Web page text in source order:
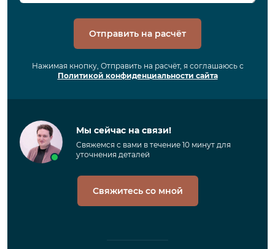
Отправить на расчёт
Нажимая кнопку, Отправить на расчёт, я соглашаюсь с
Политикой конфиденциальности сайта
Мы сейчас на связи!
Свяжемся с вами в течение 10 минут для
уточнения деталей
Свяжитесь со мной